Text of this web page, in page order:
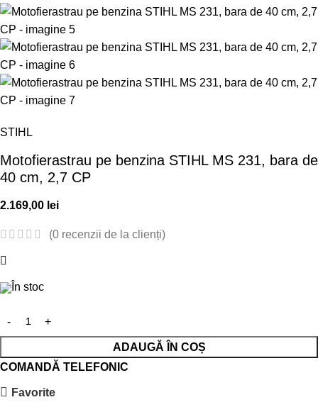
STIHL
Motofierastrau pe benzina STIHL MS 231, bara de
40 cm, 2,7 CP
2.169,00 lei
(0 recenzii de la clienți)
În stoc
ADAUGĂ ÎN COȘ
COMANDĂ TELEFONIC
Favorite